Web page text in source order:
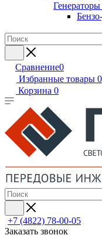
Генераторы
Сравнение0
Избранные товары 0
Корзина 0
+7 (4822) 78-00-05
Заказать звонок